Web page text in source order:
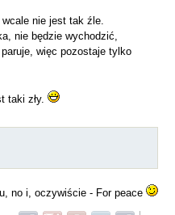
nie jest tak źle.
nie będzie wychodzić,
więc pozostaje tylko
taki zły.
no i, oczywiście - For peace